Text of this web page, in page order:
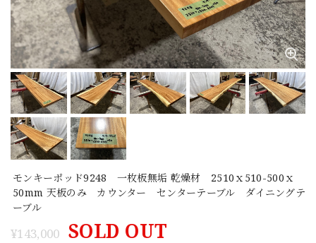
モンキーポッド9248 一枚板無垢 乾燥材 2510ｘ510-500ｘ
50mm 天板のみ カウンター センターテーブル ダイニングテ
ーブル
¥143,000 SOLD OUT